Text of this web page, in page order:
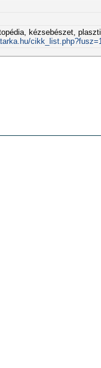
kézsebészet,